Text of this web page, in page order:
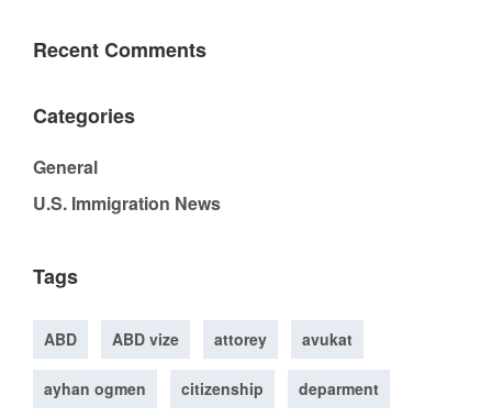
Recent Comments
Categories
General
U.S. Immigration News
Tags
ABD ABD vize attorey avukat
ayhan ogmen citizenship deparment